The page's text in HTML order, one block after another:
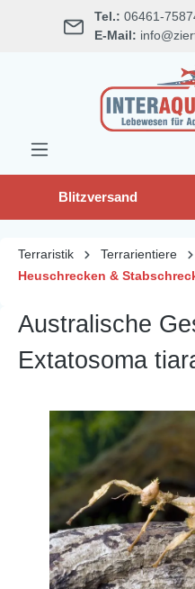
springen Tel.: 06461-
E-Mail:
Blitzversand
Terraristik Terrarientiere
Heuschrecken &
Australische
Extatosoma
Bildergalerie